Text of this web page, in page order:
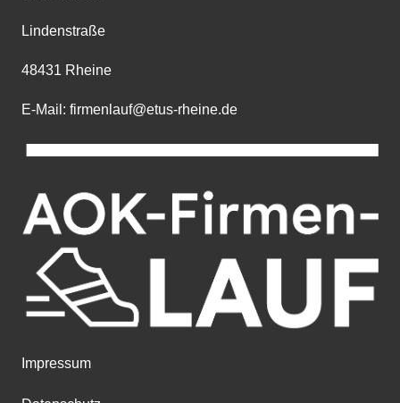
Lindenstraße
48431 Rheine
E-Mail: firmenlauf@etus-rheine.de
Impressum